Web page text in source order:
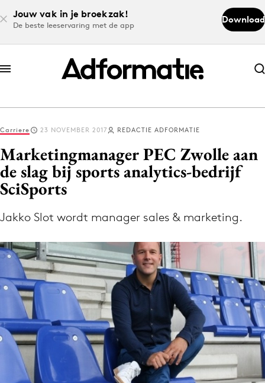
Jouw vak in je broekzak!
De beste leeservaring met de app
Download
Abonneer nu
Abonneer nu
Log in
Download de app
Volg het laatste nieuws via de Adformatie
Nieuws app
Menu
Home
9 sept: GenAI-training
12 nov: MarketingLive!
Carriere 23 NOVEMBER 2017 REDACTIE ADFORMATIE
Marketingmanager PEC Zwolle aan
de slag bij sports analytics-bedrijf
SciSports
Jakko Slot wordt manager sales & marketing.